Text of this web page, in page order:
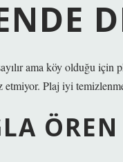
ama köy olduğu için
etmiyor. Plaj iyi